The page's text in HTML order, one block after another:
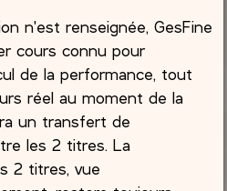
n'est renseignée, GesFine
cours connu pour
de la performance, tout
réel au moment de la
un transfert de
les 2 titres. La
2 titres, vue